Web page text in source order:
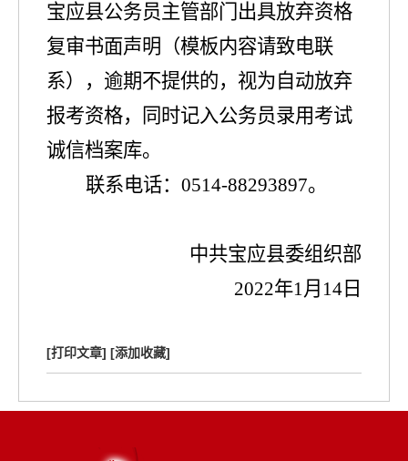
宝应县公务员主管部门出具放弃资格
复审书面声明（模板内容请致电联
系），逾期不提供的，视为自动放弃
报考资格，同时记入公务员录用考试
诚信档案库。
联系电话： 0514-88293897。
中共宝应县委组织部
2022年1月 14 日
[打印文章] [添加收藏]